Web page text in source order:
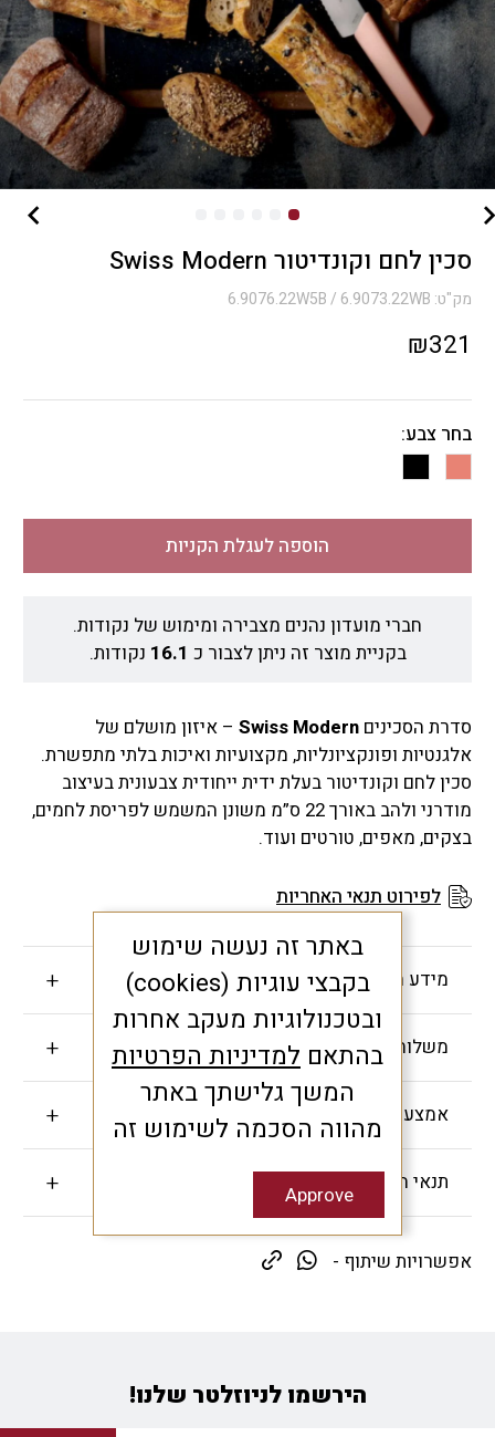
סכין לחם וקונדיטור Swiss Modern
מק"ט: 6.9076.22W5B / 6.9073.22WB
₪321
בחר צבע:
הוספה לעגלת הקניות
חברי מועדון נהנים מצבירה ומימוש של נקודות.
בקניית מוצר זה ניתן לצבור כ 16.1 נקודות.
סדרת הסכינים Swiss Modern – איזון מושלם של
אלגנטיות ופונקציונליות, מקצועיות ואיכות בלתי מתפשרת.
סכין לחם וקונדיטור בעלת ידית ייחודית צבעונית בעיצוב
מודרני ולהב באורך 22 ס”מ משונן המשמש לפריסת לחמים,
בצקים, מאפים, טורטים ועוד.
לפירוט תנאי האחריות
מידע חשוב
משלוחים והחזרות
אמצעי תשלום
תנאי האחריות
אפשרויות שיתוף -
הירשמו לניוזלטר שלנו!
באתר זה נעשה שימוש
בקבצי עוגיות (cookies)
ובטכנולוגיות מעקב אחרות
בהתאם למדיניות הפרטיות
המשך גלישתך באתר
מהווה הסכמה לשימוש זה
Approve